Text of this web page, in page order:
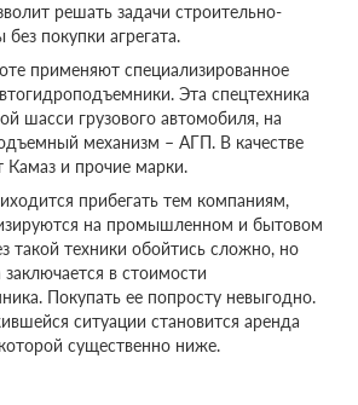
решать задачи строительно-
покупки агрегата.
применяют специализированное
Эта спецтехника
шасси грузового автомобиля, на
механизм – АГП. В качестве
и прочие марки.
прибегать тем компаниям,
на промышленном и бытовом
такой техники обойтись сложно, но
в стоимости
Покупать ее попросту невыгодно.
ситуации становится аренда
существенно ниже.